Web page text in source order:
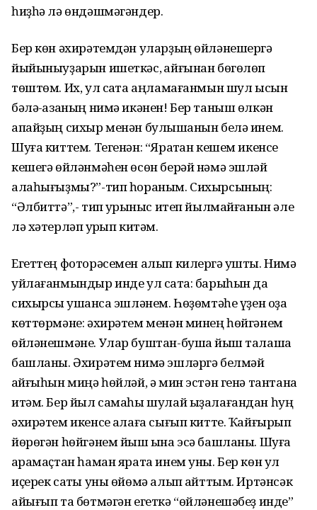
һиҙһә лә өндәшмәгәндер.
Бер көн әхирәтемдән уларҙың өйләнешергә
йыйыныуҙарын ишеткәс, ҡайғынан бөгөлөп
төштөм. Их, ул саҡта аңламағанмын шул ысын
бәлә-ҡазаның нимә икәнен! Бер таныш өлкән
апайҙың сихыр менән булышҡанын белә инем.
Шуға киттем. Тегенән: “Яратҡан кешем икенсе
кешегә өйләнмәһен өсөн берәй нәмә эшләй
алаһығыҙмы?”-тип һораным. Сихырсының:
“Әлбиттә”,- тип ҡурҡыныс итеп йылмайғанын әле
лә хәтерләп ҡурҡып китәм.
Егеттең фоторәсемен алып килергә ҡушты. Нимә
уйлағанмындыр инде ул саҡта: барыһын да
сихырсы ҡушҡанса эшләнем. Һөҙөмтәһе үҙен оҙаҡ
көттөрмәне: әхирәтем менән минең һөйгәнем
өйләнешмәне. Улар буштан-бушҡа йыш талаша
башланы. Әхирәтем нимә эшләргә белмәй
ҡайғыһын миңә һөйләй, ә мин эстән генә тантана
итәм. Бер йыл самаһы шулай ыҙалағандан һуң
әхирәтем икенсе ҡалаға сығып китте. Ҡайғырып
йөрөгән һөйгәнем йыш ҡына эсә башланы. Шуға
ҡарамаҫтан һаман ярата инем уны. Бер көн ул
иҫерек саҡты уны өйөмә алып ҡайттым. Иртәнсәк
айығып та бөтмәгән егеткә “өйләнешәбеҙ инде”